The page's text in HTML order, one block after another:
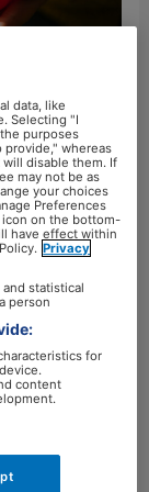
de
tussen het
uit de
de
een relatie
gemiddelde
komen
data, like
Selecting "I
purposes
provide," whereas
disable them. If
may not be as
your choices
Preferences
on the bottom-
have effect within
Privacy
statistical
person
for
content